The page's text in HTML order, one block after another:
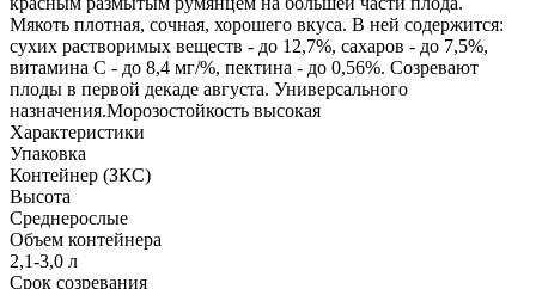
Мякоть плотная, сочная, хорошего вкуса. В ней содержится:
сухих растворимых веществ - до 12,7%, сахаров - до 7,5%,
витамина С - до 8,4 мг/%, пектина - до 0,56%. Созревают
плоды в первой декаде августа. Универсального
назначения.Морозостойкость высокая
Характеристики
Упаковка
Контейнер (ЗКС)
Высота
Среднерослые
Объем контейнера
2,1-3,0 л
Срок созревания